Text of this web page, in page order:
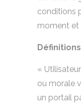
conditions
moment et
Définitions
«
ou morale
un portail